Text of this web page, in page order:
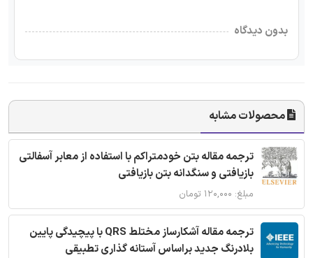
بدون دیدگاه
محصولات مشابه
ترجمه مقاله بتن خودمتراکم با استفاده از معابر آسفالتی
بازیافتی و سنگدانه بتن بازیافتی
مبلغ: ۱۲۰,۰۰۰ تومان
ترجمه مقاله آشکارساز مختلط QRS با پیچیدگی پایین
بلادرنگ جدید براساس آستانه گذاری تطبیقی